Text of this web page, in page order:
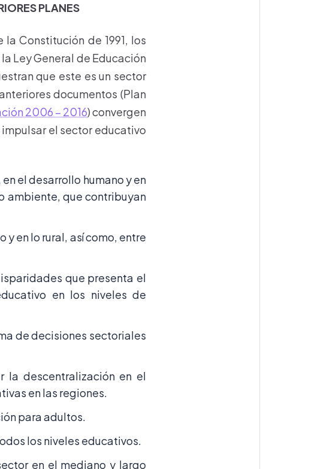
PLANES
Constitución de 1991, los
Ley General de Educación
que este es un sector
documentos (Plan
2006 – 2016) convergen
el sector educativo
el desarrollo humano y en
ambiente, que contribuyan
en lo rural, así como, entre
que presenta el
en los niveles de
de decisiones sectoriales
la descentralización en el
en las regiones.
para adultos.
los niveles educativos.
en el mediano y largo